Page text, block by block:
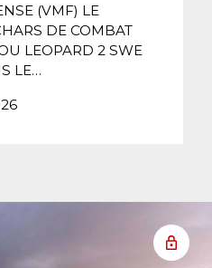
(VMF) LE
DE COMBAT
LEOPARD 2 SWE
LE…